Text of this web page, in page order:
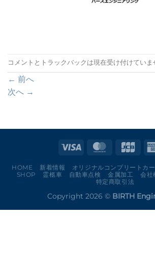
コメントとトラックバックは現在受け付けていま
← 前へ
次へ →
HOME 新着情報 オリジナルコンプリートカー
SHOP
霊柩車 自動車点検 金属加工 会社
特定商取引法
Copyright 2026 © BIRTH